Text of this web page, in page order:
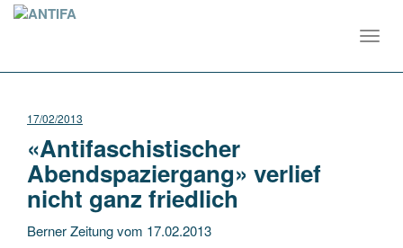
17/02/2013
«Antifaschistischer
Abendspaziergang» verlief
nicht ganz friedlich
Berner Zeitung vom 17.02.2013